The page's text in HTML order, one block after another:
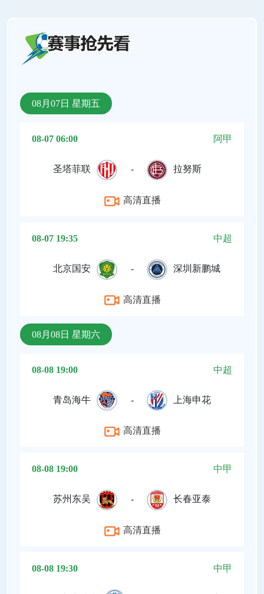
08月07日 星期五
08-07 06:00 阿甲
圣塔菲联 - 拉努斯
高清直播
08-07 19:35 中超
北京国安 - 深圳新鹏城
高清直播
08月08日 星期六
08-08 19:00 中超
青岛海牛 - 上海申花
高清直播
08-08 19:00 中甲
苏州东吴 - 长春亚泰
高清直播
08-08 19:30 中甲